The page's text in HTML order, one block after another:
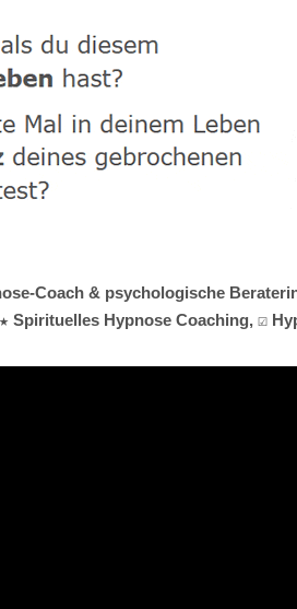
Coach & psychologische
Spirituelles Hypnose Coaching, ☑️